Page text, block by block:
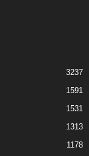
3237
1591
1531
1313
1178